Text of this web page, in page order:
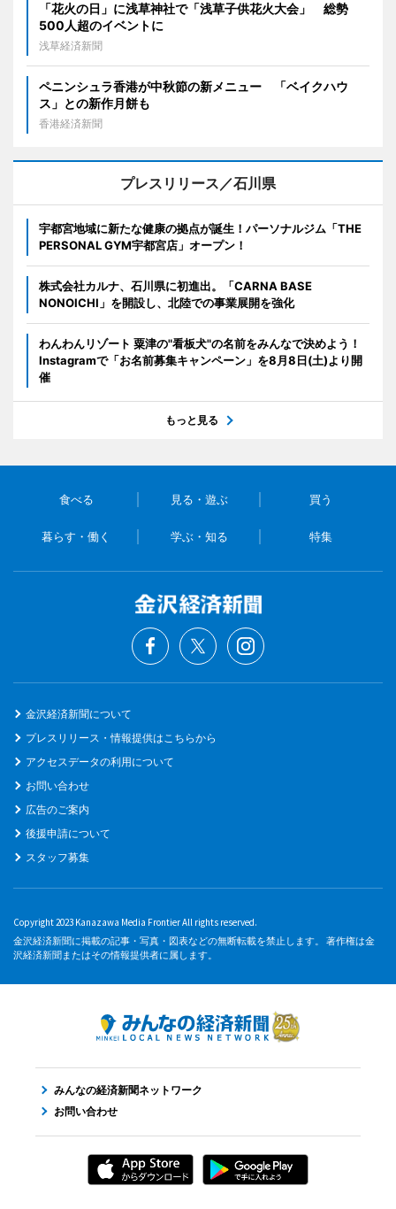
「花火の日」に浅草神社で「浅草子供花火大会」 総勢
500人超のイベントに
浅草経済新聞
ペニンシュラ香港が中秋節の新メニュー 「ベイクハウ
ス」との新作月餅も
香港経済新聞
プレスリリース／石川県
宇都宮地域に新たな健康の拠点が誕生！パーソナルジム「THE
PERSONAL GYM宇都宮店」オープン！
株式会社カルナ、石川県に初進出。「CARNA BASE
NONOICHI」を開設し、北陸での事業展開を強化
わんわんリゾート 粟津の"看板犬"の名前をみんなで決めよう！
Instagramで「お名前募集キャンペーン」を8月8日(土)より開
催
もっと見る
食べる 見る・遊ぶ 買う
暮らす・働く 学ぶ・知る 特集
金沢経済新聞について
プレスリリース・情報提供はこちらから
アクセスデータの利用について
お問い合わせ
広告のご案内
後援申請について
スタッフ募集
Copyright 2023 Kanazawa Media Frontier All rights reserved.
金沢経済新聞に掲載の記事・写真・図表などの無断転載を禁止します。 著作権は金
沢経済新聞またはその情報提供者に属します。
みんなの経済新聞ネットワーク
お問い合わせ